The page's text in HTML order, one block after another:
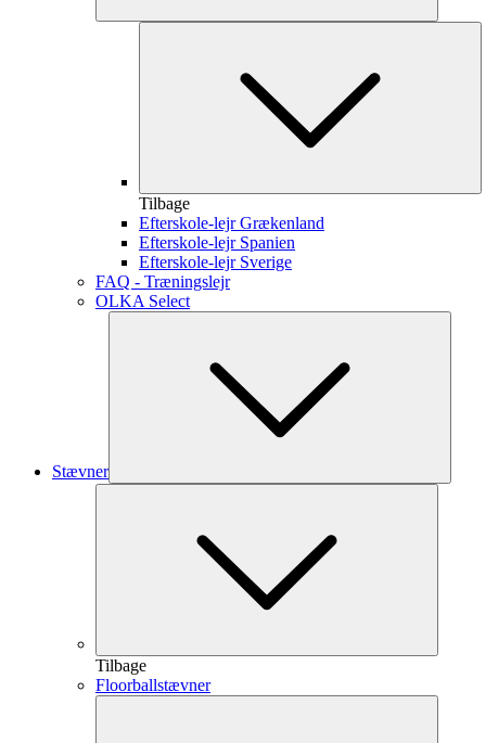
Tilbage
Efterskole-lejr Grækenland
Efterskole-lejr Spanien
Efterskole-lejr Sverige
FAQ - Træningslejr
OLKA Select
Stævner
Tilbage
Floorballstævner